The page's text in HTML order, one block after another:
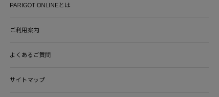
PARIGOT ONLINEとは
ご利用案内
よくあるご質問
サイトマップ